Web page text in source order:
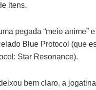
itens.
pegada “meio anime”
Blue Protocol (que
Star Resonance).
bem claro, a